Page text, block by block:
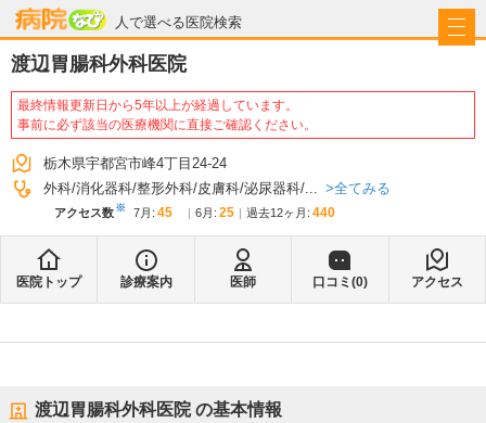
人で選べる医院検索
病院なび
渡辺胃腸科外科医院
最終情報更新日から5年以上が経過しています。
事前に必ず該当の医療機関に直接ご確認ください。
栃木県宇都宮市峰4丁目24-24
外科 消化器科 整形外科 皮膚科 泌尿器科 ... 全てみる
アクセス数※ 7月 : 45 6月 : 25 過去12ヶ月: 440
医院トップ 診療案内 医師 口コミ(0) アクセス
渡辺胃腸科外科医院の基本情報